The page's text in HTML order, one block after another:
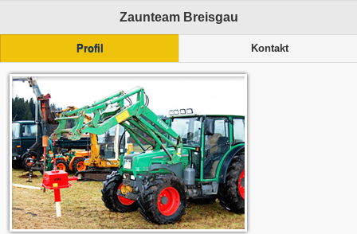
Zaunteam Breisgau
Profil Kontakt